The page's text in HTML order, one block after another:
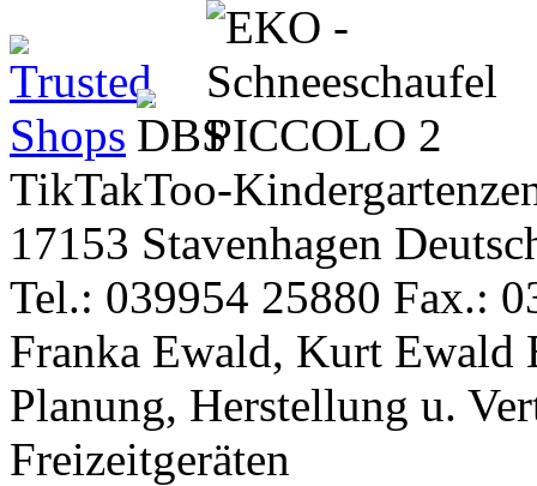
TikTakToo-
17153 Stavenhagen
Tel.: 039954 25880 Fax.:
Franka Ewald, Kurt Ewald
Planung, Herstellung u.
Freizeitgeräten